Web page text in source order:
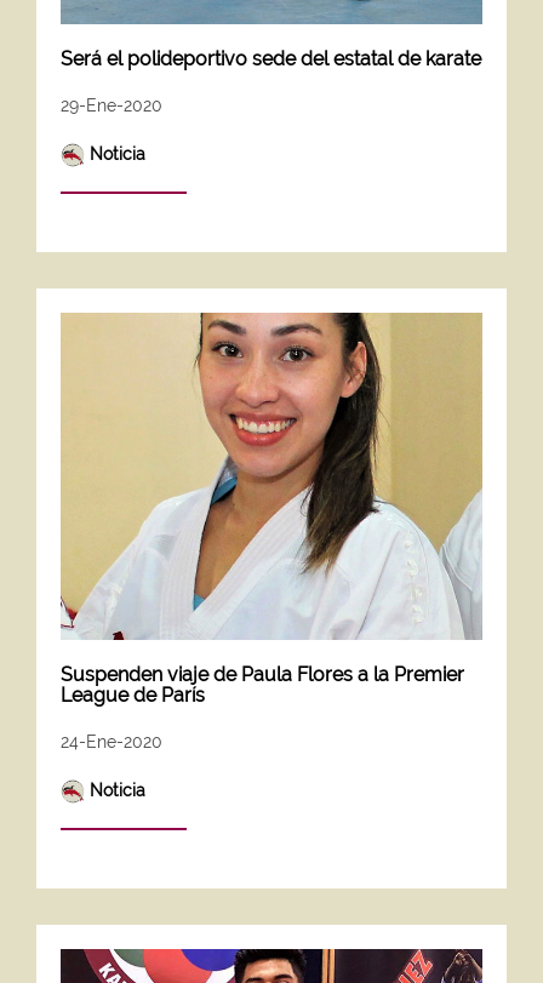
Será el polideportivo sede del estatal de karate
29-Ene-2020
Noticia
Suspenden viaje de Paula Flores a la Premier
League de París
24-Ene-2020
Noticia